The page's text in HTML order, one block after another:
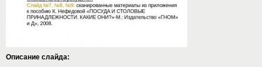
Описание слайда: